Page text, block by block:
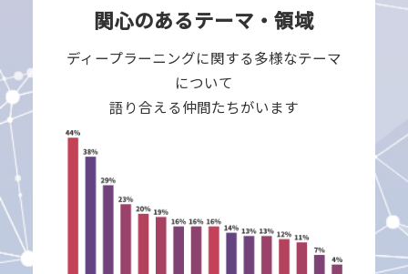
関心のあるテーマ・領域
ディープラーニングに関する多様なテーマ
について
語り合える仲間たちがいます